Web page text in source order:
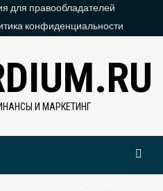
для правообладателей
конфиденциальности
И МАРКЕТИНГ